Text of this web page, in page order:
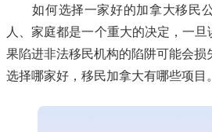
如何选择一家好的加拿大移民公
人、家庭都是一个重大的决定，一旦
果陷进非法移民机构的陷阱可能会损
选择哪家好，移民加拿大有哪些项目。